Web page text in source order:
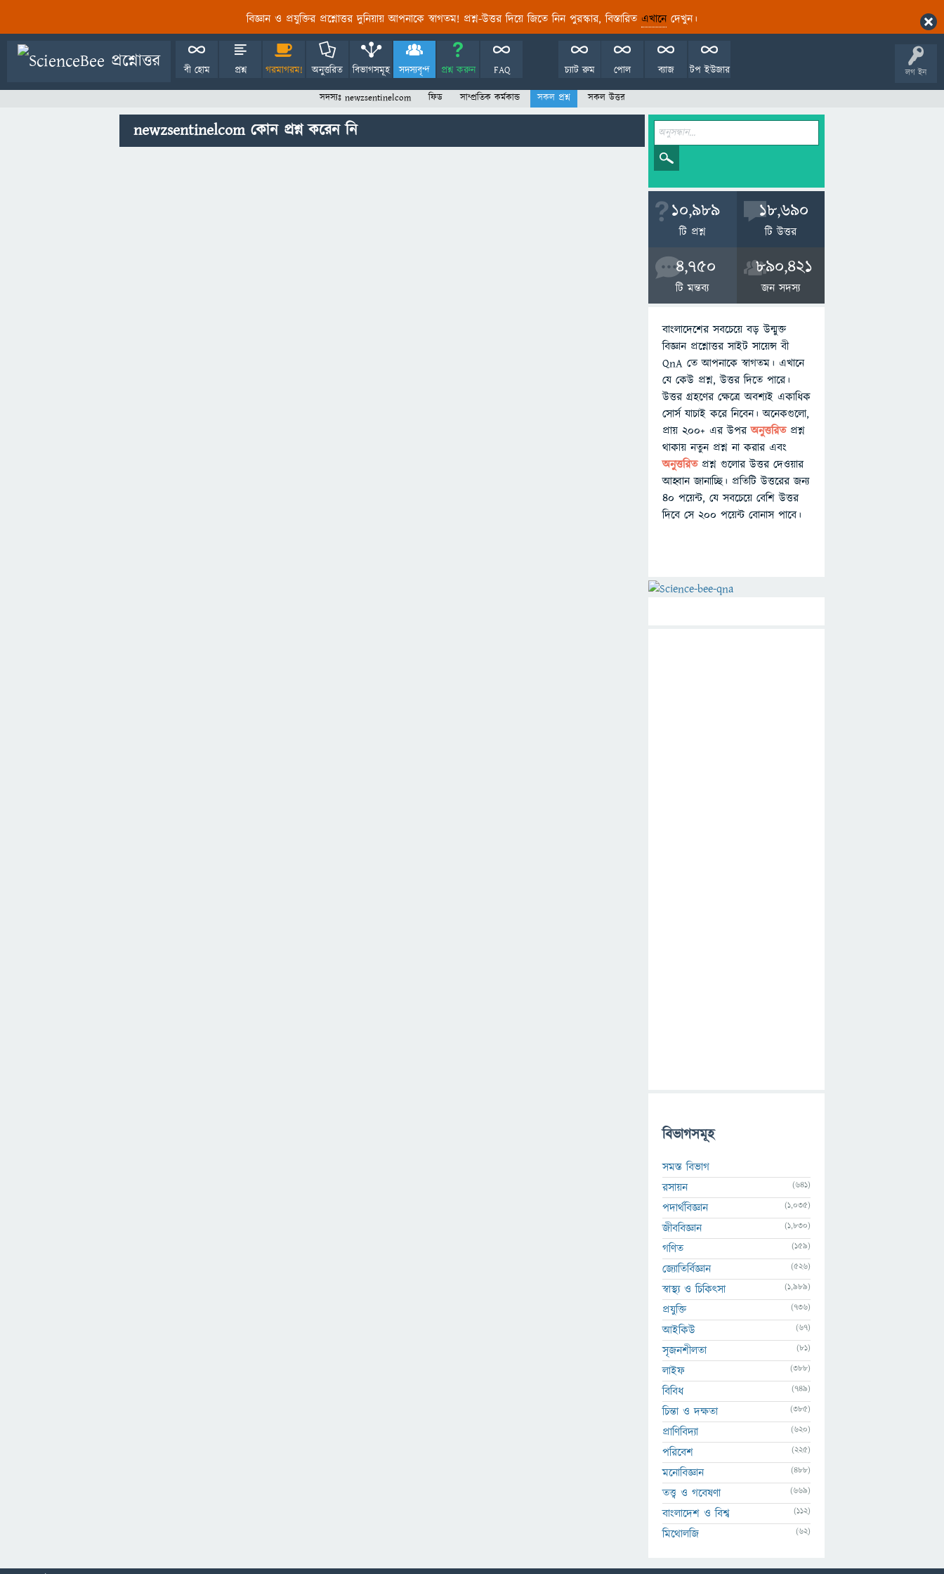
বিজ্ঞান ও প্রযুক্তির প্রশ্নোত্তর দুনিয়ায় আপনাকে স্বাগতম! প্রশ্ন-উত্তর দিয়ে জিতে নিন পুরস্কার, বিস্তারিত এখানেদেখুন।
লগ ইন
বী হোম প্রশ্ন গরমাগরম! অনুত্তরিত বিভাগসমূহ সদস্যবৃন্দ প্রশ্ন করুন FAQ টপ ইউজার
ব্যাজ
পোল
চ্যাট রুম
সদস্যঃ newzsentinelcom ফিড সাম্প্রতিক কর্মকান্ড সকল প্রশ্ন সকল উত্তর
newzsentinelcom কোন প্রশ্ন করেন নি
10,989
টি প্রশ্ন
18,690
টি উত্তর
4,750
টি মন্তব্য
890,421
জন সদস্য
বাংলাদেশের সবচেয়ে বড় উন্মুক্ত
বিজ্ঞান প্রশ্নোত্তর সাইট সায়েন্স বী
QnA তে আপনাকে স্বাগতম। এখানে
যে কেউ প্রশ্ন, উত্তর দিতে পারে।
উত্তর গ্রহণের ক্ষেত্রে অবশ্যই একাধিক
সোর্স যাচাই করে নিবেন। অনেকগুলো,
প্রায় ২০০+ এর উপরঅনুত্তরিতপ্রশ্ন
থাকায় নতুন প্রশ্ন না করার এবং
অনুত্তরিত প্রশ্ন গুলোর উত্তর দেওয়ার
আহ্বান জানাচ্ছি। প্রতিটি উত্তরের জন্য
৪০ পয়েন্ট, যে সবচেয়ে বেশি উত্তর
দিবে সে ২০০ পয়েন্ট বোনাস পাবে।
বিভাগসমূহ
সমস্ত বিভাগ
রসায়ন
(641)
পদার্থবিজ্ঞান (1,035)
জীববিজ্ঞান (1,830)
গণিত (159)
জ্যোতির্বিজ্ঞান (526)
স্বাস্থ্য ও চিকিৎসা (1,989)
প্রযুক্তি (736)
আইকিউ (67)
সৃজনশীলতা (81)
লাইফ (388)
বিবিধ (749)
চিন্তা ও দক্ষতা (385)
প্রাণিবিদ্যা (620)
পরিবেশ (225)
মনোবিজ্ঞান (488)
তত্ত্ব ও গবেষণা (669)
বাংলাদেশ ও বিশ্ব (112)
মিথোলজি (62)